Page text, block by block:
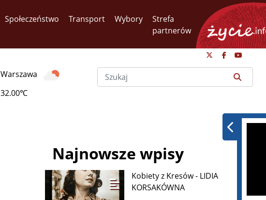
Społeczeństwo Transport Wybory
Strefa
partnerów
Warszawa
32.00℃
Najnowsze wpisy
Kobiety z Kresów - LIDIA
KORSAKÓWNA